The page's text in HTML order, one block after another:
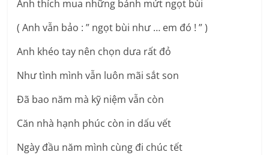
Anh thích mua những bánh mứt ngọt bùi
( Anh vẫn bảo : ” ngọt bùi như … em đó ! ” )
Anh khéo tay nên chọn dưa rất đỏ
Như tình mình vẫn luôn mãi sắt son
Đã bao năm mà kỹ niệm vẫn còn
Căn nhà hạnh phúc còn in dấu vết
Ngày đầu năm mình cùng đi chúc tết